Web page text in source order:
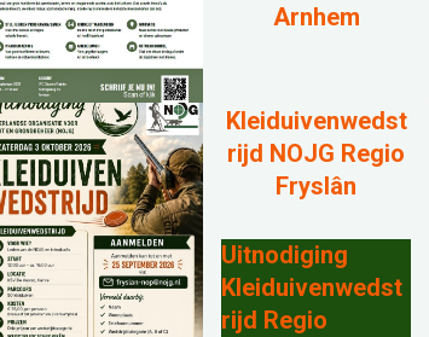
Arnhem
Kleiduivenwedst
rijd NOJG Regio
Fryslân
Uitnodiging
Kleiduivenwedst
rijd Regio